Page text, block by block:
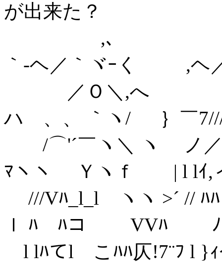
が出来た？
,､ /
｀‐ヘ／｀ヾｰく ,ヘ
／Ｏ＼,へ ,. -
ハ 、、 ｀ヽ/ ｝￣7///
/⌒'´￣ヽ＼ ヽ ノ／
ﾏヽヽ Ｙヽｆ | l lｲ,ィ
///Vﾊ_l_l ヽヽ >´ // ﾊﾊ
ｌ ﾊ ﾊコ VVﾊ ﾉ
l lﾊてl こﾊﾊ仄!7¨ﾌ l }ｨ